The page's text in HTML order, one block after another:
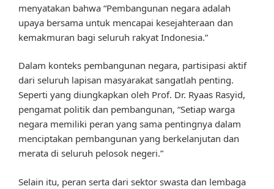
menyatakan bahwa “Pembangunan negara adalah
upaya bersama untuk mencapai kesejahteraan dan
kemakmuran bagi seluruh rakyat Indonesia.”
Dalam konteks pembangunan negara, partisipasi aktif
dari seluruh lapisan masyarakat sangatlah penting.
Seperti yang diungkapkan oleh Prof. Dr. Ryaas Rasyid,
pengamat politik dan pembangunan, “Setiap warga
negara memiliki peran yang sama pentingnya dalam
menciptakan pembangunan yang berkelanjutan dan
merata di seluruh pelosok negeri.”
Selain itu, peran serta dari sektor swasta dan lembaga